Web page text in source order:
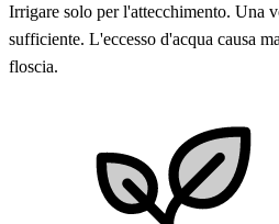
Irrigare solo per l'attecchimento. Una
sufficiente. L'eccesso d'acqua causa
floscia.